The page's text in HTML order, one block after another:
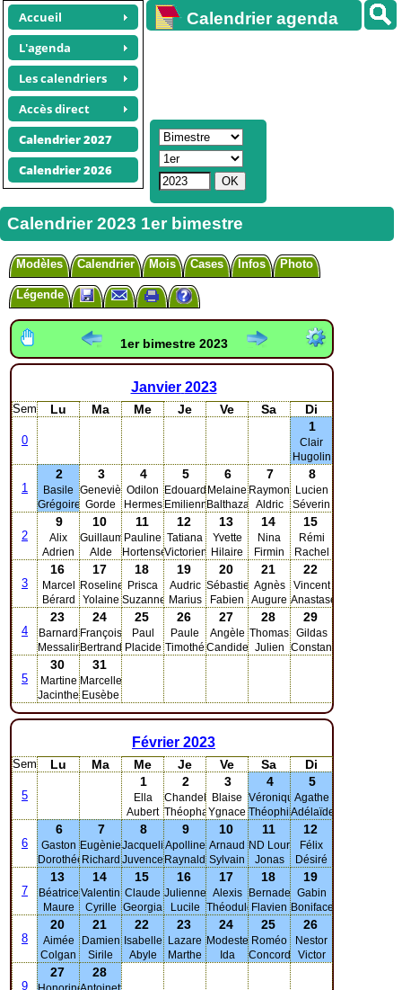
Accueil
L'agenda
Les calendriers
Accès direct
Calendrier 2027
Calendrier 2026
Calendrier agenda
Calendrier 2023 1er bimestre
Modèles Calendrier Mois Cases Infos Photo
Légende
1er bimestre 2023
Janvier 2023
Sem Lu Ma Me Je Ve Sa Di
0
1
Clair
Hugolin
1
2
Basile
Grégoire
3
Geneviève
Gorde
4
Odilon
Hermes
5
Edouard
Emilienne
6
Melaine
Balthazar
7
Raymond
Aldric
8
Lucien
Séverin
2
9
Alix
Adrien
10
Guillaume
Alde
11
Pauline
Hortense
12
Tatiana
Victorien
13
Yvette
Hilaire
14
Nina
Firmin
15
Rémi
Rachel
3
16
Marcel
Bérard
17
Roseline
Yolaine
18
Prisca
Suzanne
19
Audric
Marius
20
Sébastien
Fabien
21
Agnès
Augure
22
Vincent
Anastase
4
23
Barnard
Messaline
24
François
Bertrand
25
Paul
Placide
26
Paule
Timothé
27
Angèle
Candide
28
Thomas
Julien
29
Gildas
Constance
5
30
Martine
Jacinthe
31
Marcelle
Eusèbe
Février 2023
Sem Lu Ma Me Je Ve Sa Di
5
1
Ella
Aubert
2
Chandeleur
Théophane
3
Blaise
Ygnace
4
Véronique
Théophile
5
Agathe
Adélaïde
6
6
Gaston
Dorothée
7
Eugènie
Richard
8
Jacqueline
Juvence
9
Apolline
Raynald
10
Arnaud
Sylvain
11
ND Lourdes
Jonas
12
Félix
Désiré
7
13
Béatrice
Maure
14
Valentin
Cyrille
15
Claude
Georgia
16
Julienne
Lucile
17
Alexis
Théodule
18
Bernadette
Flavien
19
Gabin
Boniface
8
20
Aimée
Colgan
21
Damien
Sirile
22
Isabelle
Abyle
23
Lazare
Marthe
24
Modeste
Ida
25
Roméo
Concorde
26
Nestor
Victor
9
27 28